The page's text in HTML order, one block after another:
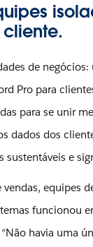
de
Pro para
para se unir
dados dos
sustentáveis e
equipes
funcionou
havia uma